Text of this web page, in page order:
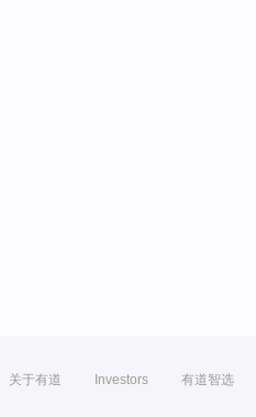
关于有道 Investors 有道智选